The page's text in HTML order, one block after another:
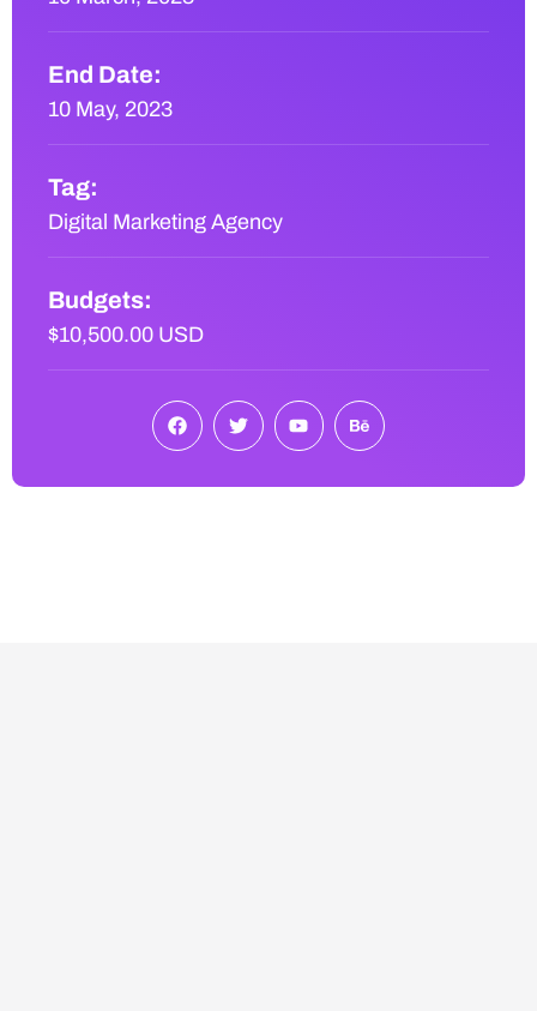
End Date:
10 May, 2023
Tag:
Digital Marketing Agency
Budgets:
$10,500.00 USD